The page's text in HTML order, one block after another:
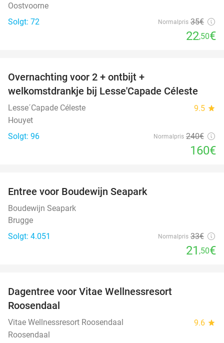
Oostvoorne
Solgt: 72
Normalpris 35€
22,50€
Overnachting voor 2 + ontbijt +
welkomstdrankje bij Lesse'Capade Céleste
Lesse´Capade Céleste 9.5 star
Houyet
Solgt: 96
Normalpris 240€
160€
Entree voor Boudewijn Seapark
Boudewijn Seapark
Brugge
Solgt: 4.051
Normalpris 33€
21 ,50€
Dagentree voor Vitae Wellnessresort
Roosendaal
Vitae Wellnessresort Roosendaal 9.6 star
Roosendaal